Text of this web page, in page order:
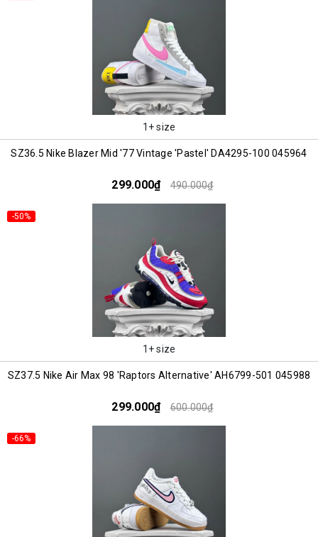
1+ size
SZ36.5 Nike Blazer Mid '77 Vintage 'Pastel' DA4295-100 045964
299.000₫ 490.000₫
-50%
1+ size
SZ37.5 Nike Air Max 98 'Raptors Alternative' AH6799-501 045988
299.000₫ 600.000₫
-66%